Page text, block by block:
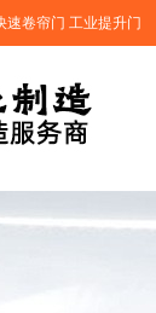
速卷帘门 工业提升门